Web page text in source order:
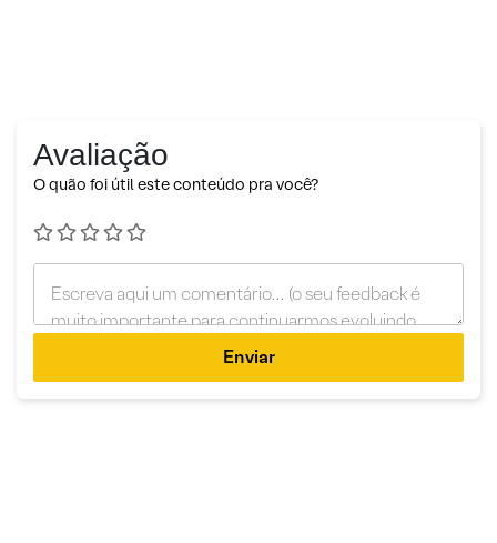
Avaliação
O quão foi útil este conteúdo pra você?
Enviar